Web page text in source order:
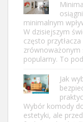
minimalnym
W dzisiejszym
często
zrównoważonym
popularny. To
Jak
Wybór komody
estetyki, ale